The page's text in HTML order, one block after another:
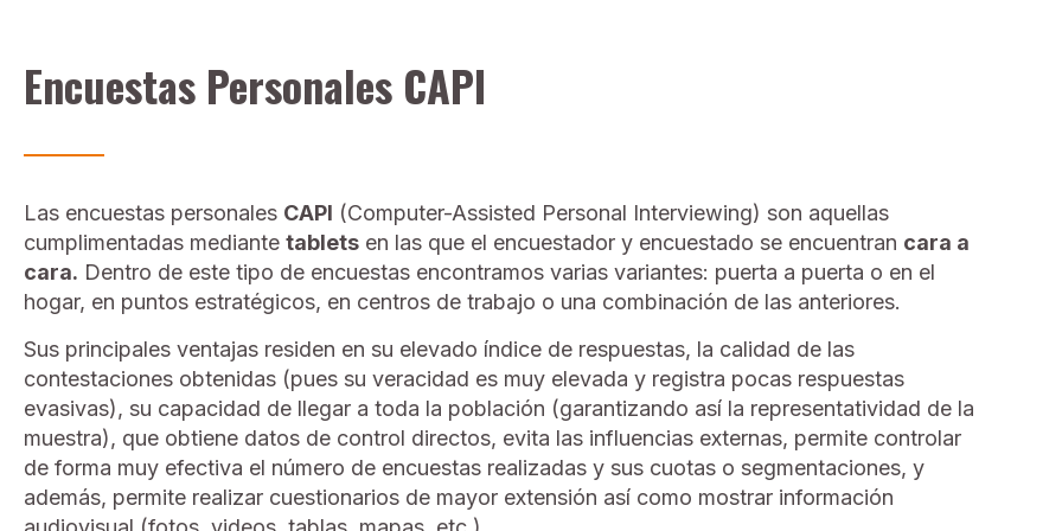
Encuestas Personales CAPI
Las encuestas personales CAPI (Computer-Assisted Personal Interviewing) son aquellas
cumplimentadas mediante tablets en las que el encuestador y encuestado se encuentran cara a
cara. Dentro de este tipo de encuestas encontramos varias variantes: puerta a puerta o en el
hogar, en puntos estratégicos, en centros de trabajo o una combinación de las anteriores.
Sus principales ventajas residen en su elevado índice de respuestas, la calidad de las
contestaciones obtenidas (pues su veracidad es muy elevada y registra pocas respuestas
evasivas), su capacidad de llegar a toda la población (garantizando así la representatividad de la
muestra), que obtiene datos de control directos, evita las influencias externas, permite controlar
de forma muy efectiva el número de encuestas realizadas y sus cuotas o segmentaciones, y
además, permite realizar cuestionarios de mayor extensión así como mostrar información